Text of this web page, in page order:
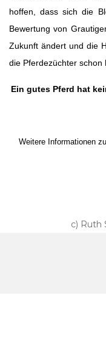
hoffen, dass sich die
Bewertung von
Zukunft ändert und die
die Pferdezüchter schon
Ein gutes Pferd hat
Weitere Informationen
c) Ruth